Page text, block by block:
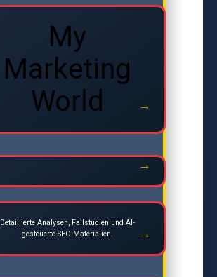
My
Marketing
World
Detaillierte Analysen, Fallstudien und AI-
gesteuerte SEO-Materialien.